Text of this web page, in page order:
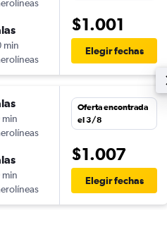
min
$1.001
Elegir fechas
min
min
Oferta encontrada
el 3/8
$1.007
Elegir fechas